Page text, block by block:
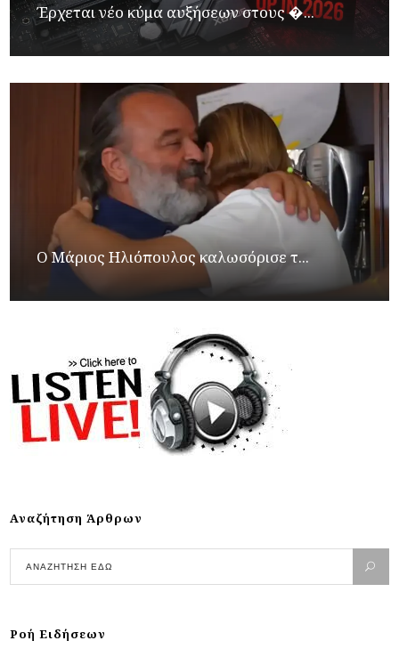
Έρχεται νέο κύμα αυξήσεων στους �...
Ο Μάριος Ηλιόπουλος καλωσόρισε τ...
Αναζήτηση Άρθρων
Ροή Ειδήσεων